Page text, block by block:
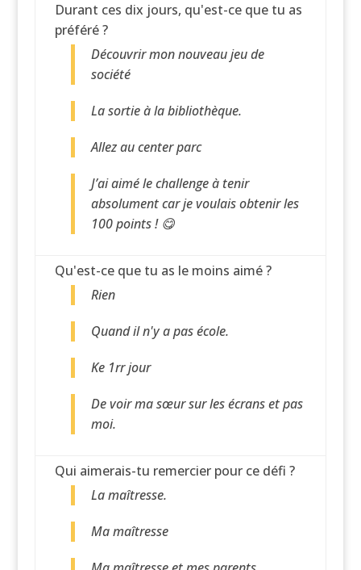
Durant ces dix jours, qu'est-ce que tu as
préféré ?
Découvrir mon nouveau jeu de
société
La sortie à la bibliothèque.
Allez au center parc
J’ai aimé le challenge à tenir
absolument car je voulais obtenir les
100 points ! 😋
Qu'est-ce que tu as le moins aimé ?
Rien
Quand il n'y a pas école.
Ke 1rr jour
De voir ma sœur sur les écrans et pas
moi.
Qui aimerais-tu remercier pour ce défi ?
La maîtresse.
Ma maîtresse